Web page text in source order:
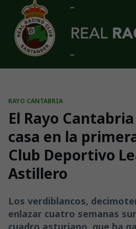
Skip to main content
RAYO CANTABRIA
El Rayo
casa en la
Club Deportivo
Astillero
Los verdiblancos,
enlazar cuatro semanas
cuadro asturiano, que ha